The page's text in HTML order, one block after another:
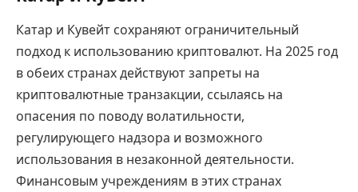
Катар и Кувейт сохраняют ограничительный
подход к использованию криптовалют. На 2025 год
в обеих странах действуют запреты на
криптовалютные транзакции, ссылаясь на
опасения по поводу волатильности,
регулирующего надзора и возможного
использования в незаконной деятельности.
Финансовым учреждениям в этих странах